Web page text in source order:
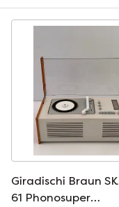
Giradischi Braun SK
61 Phonosuper